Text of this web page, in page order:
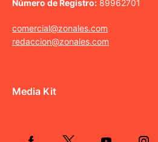
Número de Registro: 89962701
comercial@zonales.com
redaccion@zonales.com
Media Kit